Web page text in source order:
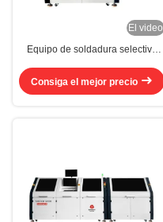
El video
Equipo de soldadura selectiva
selectiva de PCB
Consiga el mejor precio